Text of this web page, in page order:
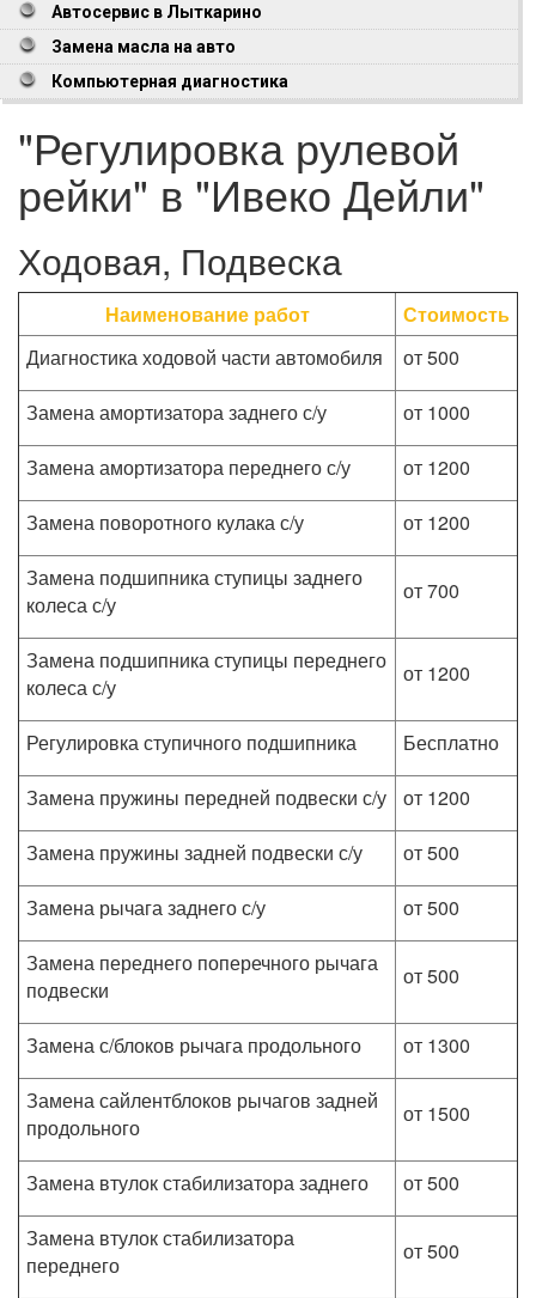
Автосервис в Лыткарино
Замена масла на авто
Компьютерная диагностика
"Регулировка рулевой
рейки" в "Ивеко Дейли"
Ходовая, Подвеска
Наименование работ
Стоимость
Диагностика ходовой части автомобиля
от 500
Замена амортизатора заднего с/у
от 1000
Замена амортизатора переднего с/у
от 1200
Замена поворотного кулака с/у
от 1200
Замена подшипника ступицы заднего
колеса с/у
от 700
Замена подшипника ступицы переднего
колеса с/у
от 1200
Регулировка ступичного подшипника
Бесплатно
Замена пружины передней подвески с/у
от 1200
Замена пружины задней подвески с/у
от 500
Замена рычага заднего с/у
от 500
Замена переднего поперечного рычага
подвески
от 500
Замена с/блоков рычага продольного
от 1300
Замена сайлентблоков рычагов задней
продольного
от 1500
Замена втулок стабилизатора заднего
от 500
Замена втулок стабилизатора
переднего
от 500